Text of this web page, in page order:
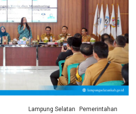
Lampung Selatan Pemerintahan